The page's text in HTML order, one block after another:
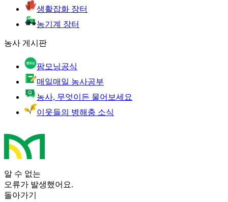
생활잡화 장터
농기계 장터
농사 게시판
팜모닝공식
매일매일 농사공부
농사, 무엇이든 물어보세요
이웃들의 병해충 소식
알 수 없는
오류가 발생했어요.
돌아가기